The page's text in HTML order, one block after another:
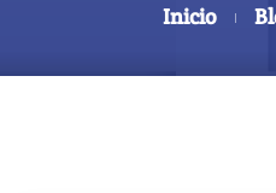
Inicio